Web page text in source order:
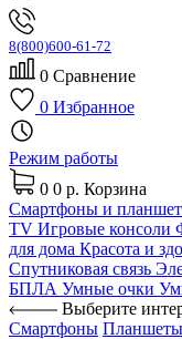
8(800)600-61-72
0 Сравнение
0 Избранное
Режим работы
0 0 р. Корзина
Смартфоны и
TV Игровые консоли
для дома Красота и
Спутниковая связь
БПЛА Умные очки
Выберите
Смартфоны Планшеты